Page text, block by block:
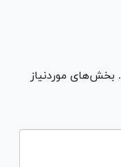
موردنیاز